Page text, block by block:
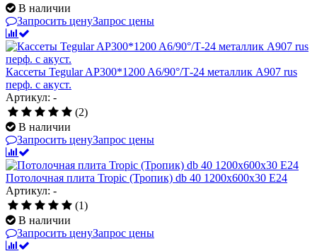
В наличии
Запросить ценуЗапрос цены
Кассеты Tegular AP300*1200 A6/90°/Т-24 металлик А907 rus
перф. с акуст.
Артикул: -
(2)
В наличии
Запросить ценуЗапрос цены
Потолочная плита Tropic (Тропик) db 40 1200x600x30 E24
Артикул: -
(1)
В наличии
Запросить ценуЗапрос цены